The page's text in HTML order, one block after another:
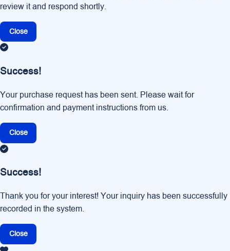
review it and respond shortly.
Close
Success!
Your purchase request has been sent. Please wait for
confirmation and payment instructions from us.
Close
Success!
Thank you for your interest! Your inquiry has been successfully
recorded in the system.
Close